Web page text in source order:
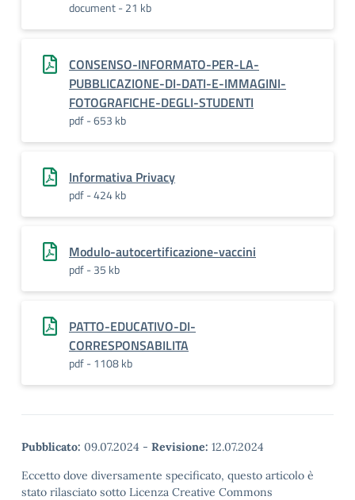
document - 21 kb
CONSENSO-INFORMATO-PER-LA-
PUBBLICAZIONE-DI-DATI-E-IMMAGINI-
FOTOGRAFICHE-DEGLI-STUDENTI
pdf - 653 kb
Informativa Privacy
pdf - 424 kb
Modulo-autocertificazione-vaccini
pdf - 35 kb
PATTO-EDUCATIVO-DI-
CORRESPONSABILITA
pdf - 1108 kb
Pubblicato: 09.07.2024 - Revisione: 12.07.2024
Eccetto dove diversamente specificato, questo articolo è
stato rilasciato sotto Licenza Creative Commons